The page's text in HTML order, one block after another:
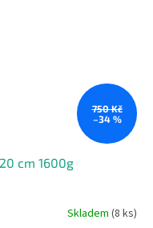
750 Kč
–34 %
cm 1600g
Skladem (8 ks)